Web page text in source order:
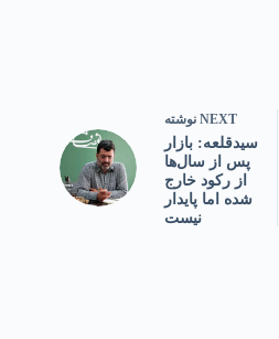
NEXT نوشته
سیدقلعه: بازار
پس از سال‌ها
از رکود خارج
شده اما پایدار
نیست